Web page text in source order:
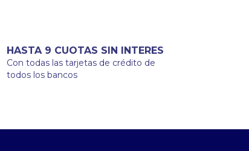
HASTA 9 CUOTAS SIN INTERES
Con todas las tarjetas de crédito de
todos los bancos